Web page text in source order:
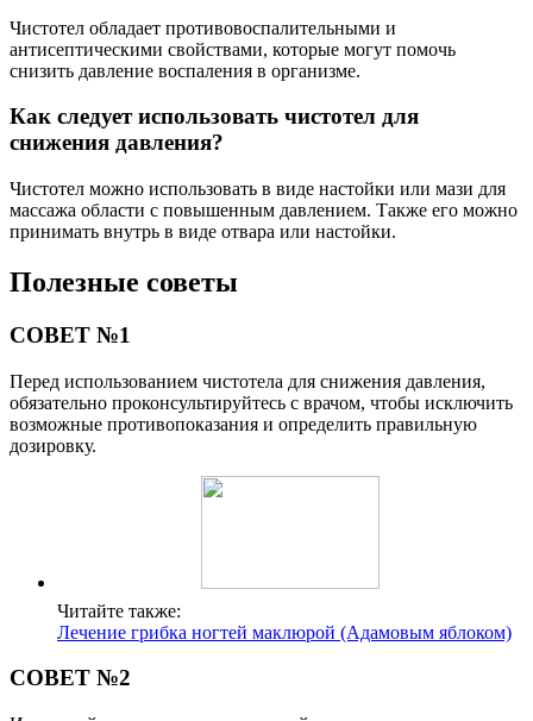
Чистотел обладает противовоспалительными и
антисептическими свойствами, которые могут помочь
снизить давление воспаления в организме.
Как следует использовать чистотел для
снижения давления?
Чистотел можно использовать в виде настойки или мази для
массажа области с повышенным давлением. Также его можно
принимать внутрь в виде отвара или настойки.
Полезные советы
СОВЕТ №1
Перед использованием чистотела для снижения давления,
обязательно проконсультируйтесь с врачом, чтобы исключить
возможные противопоказания и определить правильную
дозировку.
Читайте также:
Лечение грибка ногтей маклюрой (Адамовым яблоком)
СОВЕТ №2